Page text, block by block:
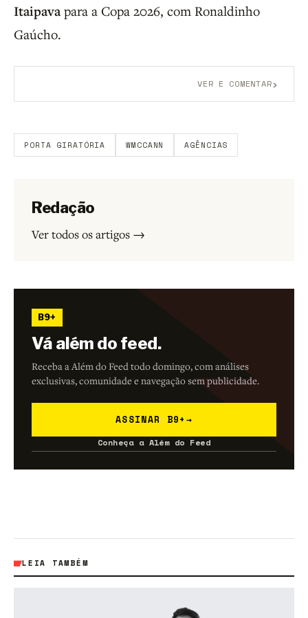
Itaipavapara a Copa 2026, com Ronaldinho
Gaúcho.
VER E COMENTAR›
PORTA GIRATÓRIA WMCCANN AGÊNCIAS
Redação
Ver todos os artigos →
B9+
Vá além do feed.
Receba a Além do Feed todo domingo, com análises
exclusivas, comunidade e navegação sem publicidade.
ASSINAR B9+ →
Conheça a Além do Feed
LEIA TAMBÉM